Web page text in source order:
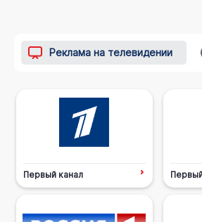
Реклама на телевидении
Первый канал